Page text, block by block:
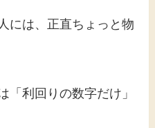
には、正直ちょっと物
「利回りの数字だけ」